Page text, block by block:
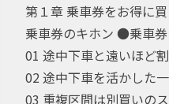
第１章 乗車券をお得に買
乗車券のキホン ●乗車券
01 途中下車と遠いほど
02 途中下車を活かした
03 重複区間は別買いの